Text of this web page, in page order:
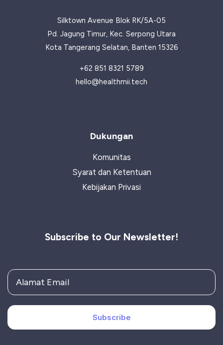
Silktown Avenue Blok RK/5A-05
Pd. Jagung Timur, Kec. Serpong Utara
Kota Tangerang Selatan, Banten 15326
+62 851 8321 5789
hello@healthmii.tech
Dukungan
Komunitas
Syarat dan Ketentuan
Kebijakan Privasi
Subscribe to Our Newsletter!
Subscribe